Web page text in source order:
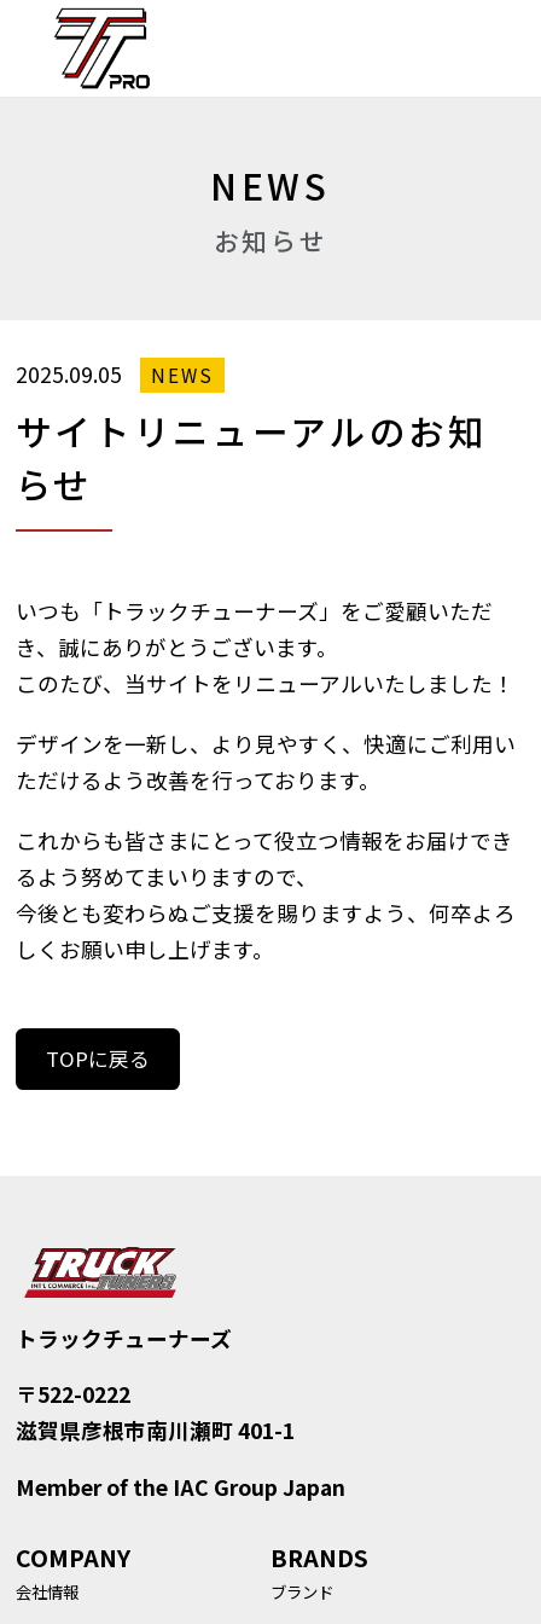
NEWS
お知らせ
2025.09.05 NEWS
サイトリニューアルのお知
らせ
いつも「トラックチューナーズ」をご愛顧いただ
き、誠にありがとうございます。
このたび、当サイトをリニューアルいたしました！
デザインを一新し、より見やすく、快適にご利用い
ただけるよう改善を行っております。
これからも皆さまにとって役立つ情報をお届けでき
るよう努めてまいりますので、
今後とも変わらぬご支援を賜りますよう、何卒よろ
しくお願い申し上げます。
TOPに戻る
トラックチューナーズ
〒522-0222
滋賀県彦根市南川瀬町 401-1
Member of the IAC Group Japan
COMPANY
会社情報
BRANDS
ブランド